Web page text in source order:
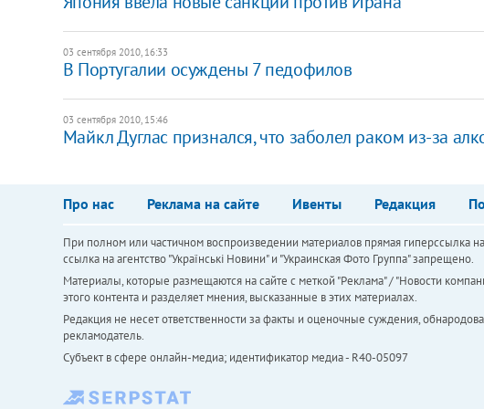
03 сентября 2010, 16:33
В Португалии осуждены 7 педофилов
03 сентября 2010, 15:46
Майкл Дуглас признался, что заболел раком из-за
Про нас Реклама на сайте Ивенты Редакция
При полном или частичном воспроизведении материалов прямая гиперссылка
ссылка на агентство "Українськi Новини" и "Украинская Фото Группа" запрещено.
Материалы, которые размещаются на сайте с меткой "Реклама" / "Новости
этого контента и разделяет мнения, высказанные в этих материалах.
Редакция не несет ответственности за факты и оценочные суждения,
рекламодатель.
Субъект в сфере онлайн-медиа; идентификатор медиа - R40-05097